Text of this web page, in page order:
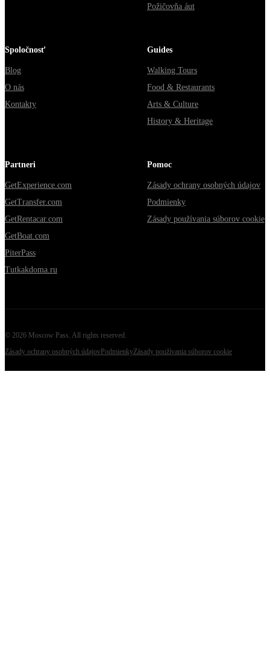
Požičovňa áut
Spoločnosť
Blog
O nás
Kontakty
Guides
Walking Tours
Food & Restaurants
Arts & Culture
History & Heritage
Partneri
GetExperience.com
GetTransfer.com
GetRentacar.com
GetBoat.com
PiterPass
Tutkakdoma.ru
Pomoc
Zásady ochrany osobných údajov
Podmienky
Zásady používania súborov cookie
© 2026 Moscow Pass. All rights reserved.
Zásady ochrany osobných údajov PodmienkyZásady používania súborov cookie